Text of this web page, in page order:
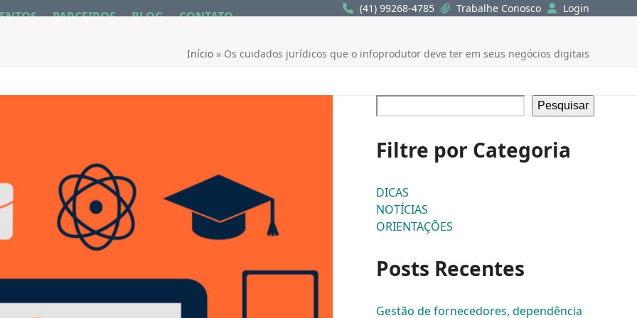
(41) 99268-4785 Trabalhe Conosco Login
PARCEIROS BLOG CONTATO
Início» Os cuidados jurídicos que o infoprodutor deve ter em seus negócios digitais
Pesquisar
Filtre por Categoria
DICAS
NOTÍCIAS
ORIENTAÇÕES
Posts Recentes
Gestão de fornecedores, dependência